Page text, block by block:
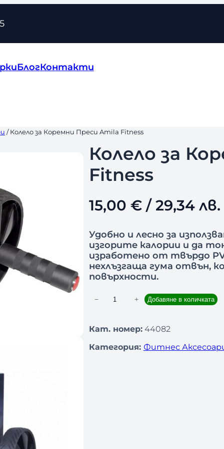
БлогКонтакти
/ Колело за Коремни Преси Amila Fitness
Колело за
Fitness
15,00 €/ 29,34 лв.
Удобнo и леснo за
изгорите калории и да
изработено от твърдо
нехлъзгаща гума отвън,
повърхности.
л
ч
− + Добавяне в количката
Кат. номер: 44082
Категория: Фитнес